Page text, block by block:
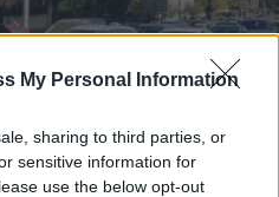
My Personal Information
sharing to third parties, or
sensitive information for
use the below opt-out
ΠΑΕ ΠΑΟΚ με το